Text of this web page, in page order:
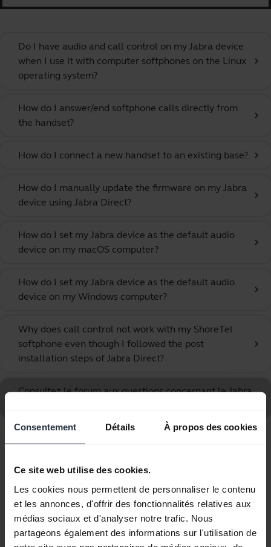
Consentement Détails À propos des cookies
Ce site web utilise des cookies.
Les cookies nous permettent de personnaliser le contenu
et les annonces, d'offrir des fonctionnalités relatives aux
médias sociaux et d'analyser notre trafic. Nous
partageons également des informations sur l'utilisation de
Do I have audio and call control on my Jabra device
when I use it with computer softphones on the Linux
operating system?
chevron_right
How do I answer/end softphone calls directly from
the handset?
chevron_right
How do I connect a new handset to an existing base? chevron_right
How do I manually update the firmware on my Jabra
device using Jabra Direct?
chevron_right
How do I set my Jabra device as the default audio
device on my macOS computer?
chevron_right
How do I set my Jabra device as the default audio
device on my Windows computer?
chevron_right
Why does call control not work with my ShoreTel
softphone even though I followed the post
installation steps of Jabra Direct?
chevron_right
Consultez le forum aux questions concernant le Jabra
Documents produits